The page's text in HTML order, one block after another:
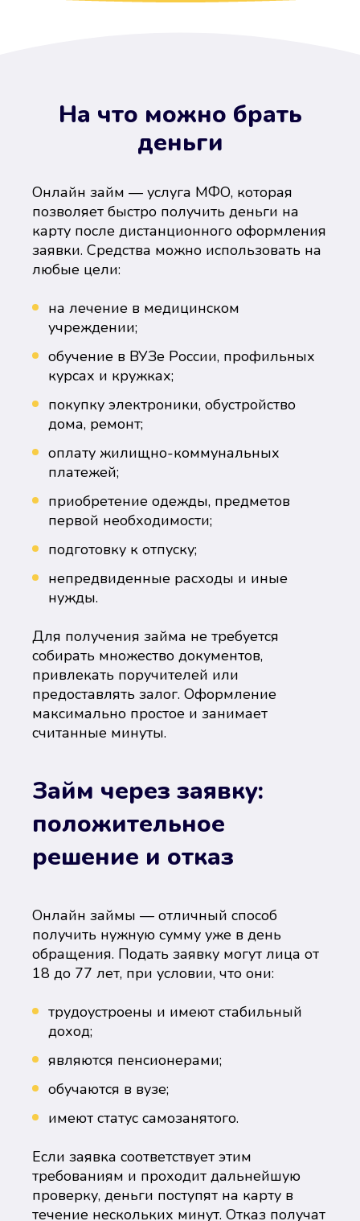
На что можно брать
деньги
Онлайн займ — услуга МФО, которая
позволяет быстро получить деньги на
карту после дистанционного оформления
заявки. Средства можно использовать на
любые цели:
на лечение в медицинском
учреждении;
обучение в ВУЗе России, профильных
курсах и кружках;
покупку электроники, обустройство
дома, ремонт;
оплату жилищно-коммунальных
платежей;
приобретение одежды, предметов
первой необходимости;
подготовку к отпуску;
непредвиденные расходы и иные
нужды.
Для получения займа не требуется
собирать множество документов,
привлекать поручителей или
предоставлять залог. Оформление
максимально простое и занимает
считанные минуты.
Займ через заявку:
положительное
решение и отказ
Онлайн займы — отличный способ
получить нужную сумму уже в день
обращения. Подать заявку могут лица от
18 до 77 лет, при условии, что они:
трудоустроены и имеют стабильный
доход;
являются пенсионерами;
обучаются в вузе;
имеют статус самозанятого.
Если заявка соответствует этим
требованиям и проходит дальнейшую
проверку, деньги поступят на карту в
течение нескольких минут. Отказ получат